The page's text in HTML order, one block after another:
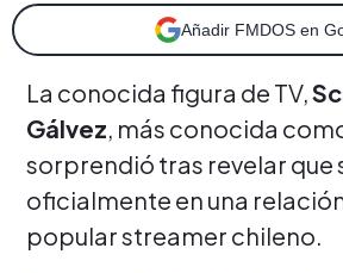
Añadir FMDOS en
La conocida figura de TV,
Gálvez, más conocida
sorprendió tras revelar que
oficialmente en una
popular streamer chileno.